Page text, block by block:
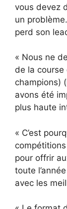
vous devez
un
perd son
« Nous ne
de la course
champions)
avons été
plus haute
« C’est
pour offrir
toute
avec les